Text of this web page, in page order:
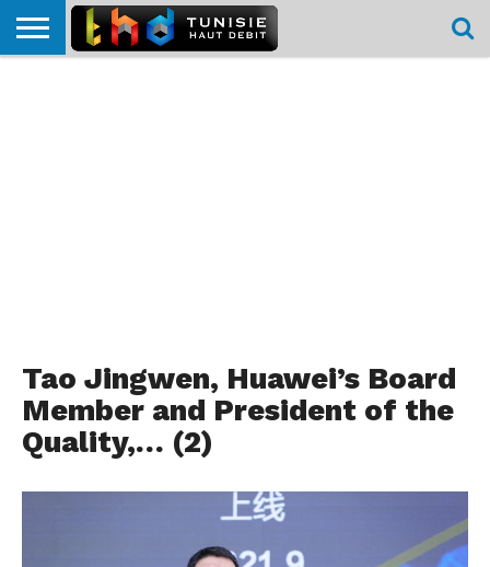
Tao Jingwen, Huawei’s Board
Member and President of the
Quality,… (2)